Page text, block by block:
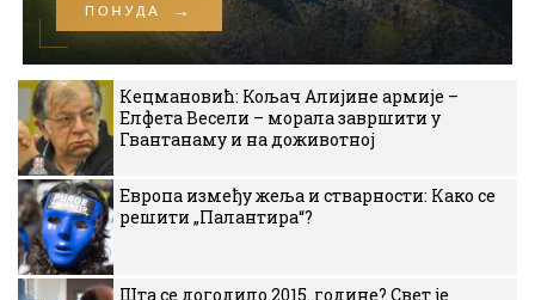
Кецмановић: Кољач Алијине армије –
Елфета Весели – морала завршити у
Гвантанаму и на доживотној
Европа између жеља и стварности: Како се
решити „Палантира“?
Шта се догодило 2015. године? Свет је